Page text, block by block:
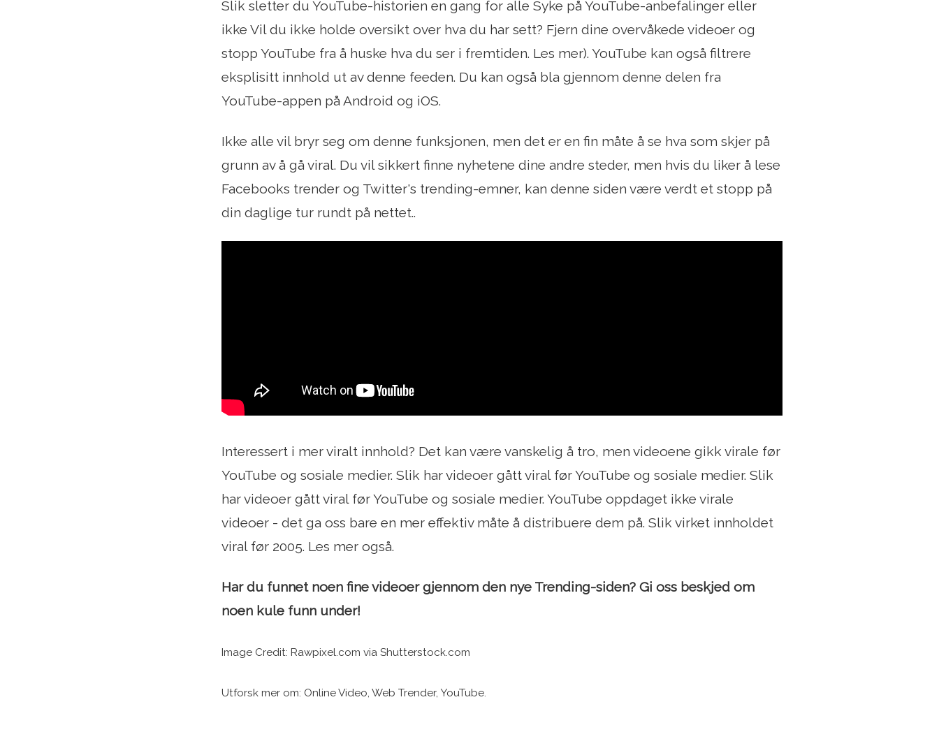
Slik sletter du YouTube-historien en gang for alle Syke på YouTube-anbefalinger eller
ikke Vil du ikke holde oversikt over hva du har sett? Fjern dine overvåkede videoer og
stopp YouTube fra å huske hva du ser i fremtiden. Les mer). YouTube kan også filtrere
eksplisitt innhold ut av denne feeden. Du kan også bla gjennom denne delen fra
YouTube-appen på Android og iOS.
Ikke alle vil bryr seg om denne funksjonen, men det er en fin måte å se hva som skjer på
grunn av å gå viral. Du vil sikkert finne nyhetene dine andre steder, men hvis du liker å lese
Facebooks trender og Twitter's trending-emner, kan denne siden være verdt et stopp på
din daglige tur rundt på nettet..
Interessert i mer viralt innhold? Det kan være vanskelig å tro, men videoene gikk virale før
YouTube og sosiale medier. Slik har videoer gått viral før YouTube og sosiale medier. Slik
har videoer gått viral før YouTube og sosiale medier. YouTube oppdaget ikke virale
videoer - det ga oss bare en mer effektiv måte å distribuere dem på. Slik virket innholdet
viral før 2005. Les mer også.
Har du funnet noen fine videoer gjennom den nye Trending-siden? Gi oss beskjed om
noen kule funn under!
Image Credit: Rawpixel.com via Shutterstock.com
Utforsk mer om: Online Video, Web Trender, YouTube.